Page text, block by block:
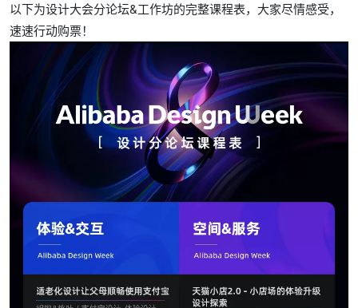
以下为设计大会分论坛&工作坊的完整课程表，大家尽情感受，
速速行动购票！